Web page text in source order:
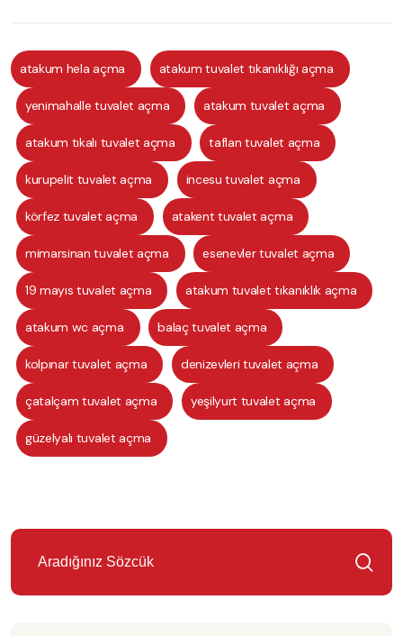
atakum hela açma atakum tuvalet tıkanıklığı açma
yenimahalle tuvalet açma atakum tuvalet açma
atakum tıkalı tuvalet açma taflan tuvalet açma
kurupelit tuvalet açma incesu tuvalet açma
körfez tuvalet açma atakent tuvalet açma
mimarsinan tuvalet açma esenevler tuvalet açma
19 mayıs tuvalet açma atakum tuvalet tıkanıklık açma
atakum wc açma balaç tuvalet açma
kolpınar tuvalet açma denizevleri tuvalet açma
çatalçam tuvalet açma yeşilyurt tuvalet açma
güzelyalı tuvalet açma